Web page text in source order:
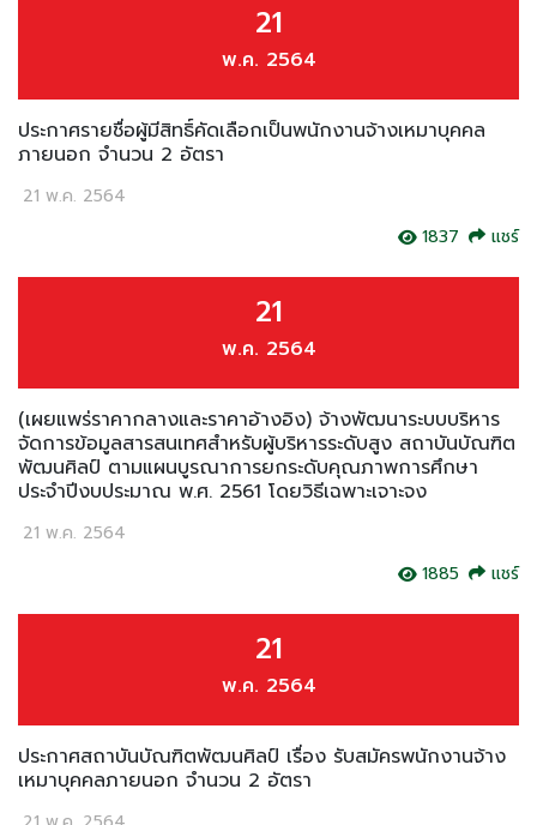
21
พ.ค. 2564
ประกาศรายชื่อผู้มีสิทธิ์คัดเลือกเป็นพนักงานจ้างเหมาบุคคล
ภายนอก จำนวน 2 อัตรา
21 พ.ค. 2564
1837
แชร์
21
พ.ค. 2564
(เผยแพร่ราคากลางและราคาอ้างอิง) จ้างพัฒนาระบบบริหาร
จัดการข้อมูลสารสนเทศสำหรับผู้บริหารระดับสูง สถาบันบัณฑิต
พัฒนศิลป์ ตามแผนบูรณาการยกระดับคุณภาพการศึกษา
ประจำปีงบประมาณ พ.ศ. 2561 โดยวิธีเฉพาะเจาะจง
21 พ.ค. 2564
1885
แชร์
21
พ.ค. 2564
ประกาศสถาบันบัณฑิตพัฒนศิลป์ เรื่อง รับสมัครพนักงานจ้าง
เหมาบุคคลภายนอก จำนวน 2 อัตรา